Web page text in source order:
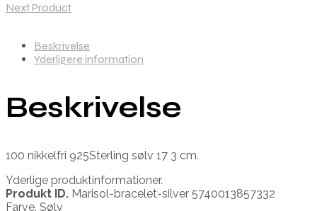
Next Product
Beskrivelse
Yderligere information
Beskrivelse
100 nikkelfri 925Sterling sølv 17 3 cm.
Yderlige produktinformationer.
Produkt ID. Marisol-bracelet-silver 5740013857332
Farve. Sølv